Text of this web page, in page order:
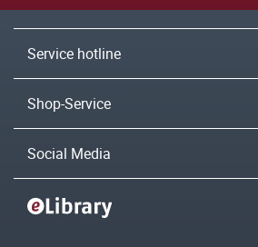
Service hotline
Shop-Service
Social Media